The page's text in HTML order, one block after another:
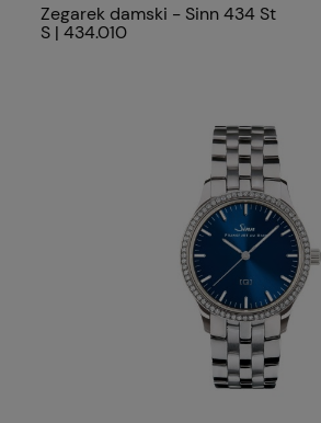
Zegarek damski - Sinn 434 St
S | 434.010